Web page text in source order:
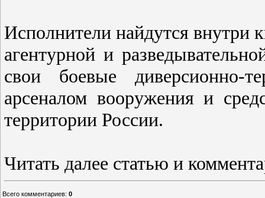
Исполнители найдутся внутри
агентурной и
свои боевые диверсионно-
арсеналом вооружения и
территории России.
Читать далее статью и
Всего комментариев: 0